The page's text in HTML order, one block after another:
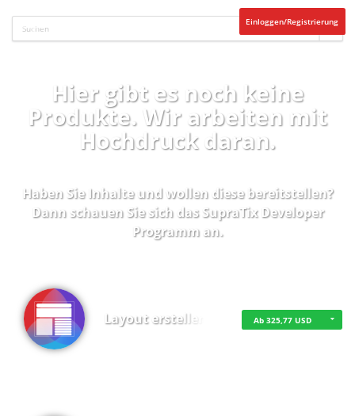
Einloggen/Registrierung
Hier gibt es noch keine
Produkte. Wir arbeiten mit
Hochdruck daran.
Haben Sie Inhalte und wollen diese bereitstellen?
Dann schauen Sie sich das SupraTix Developer
Programman.
Layout erstellen Ab 325,77 USD